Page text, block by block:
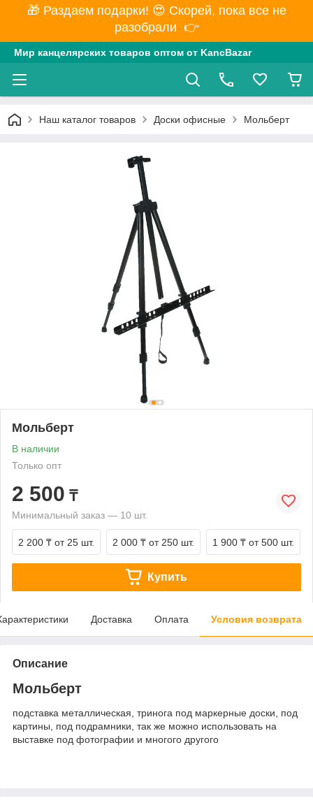
🎁 Раздаем подарки! 😍 Скорей, пока все не
разобрали 👉
Мир канцелярских товаров оптом от KancBazar
Наш каталог товаров Доски офисные Мольберт
Мольберт
В наличии
Только опт
2 500 ₸
Минимальный заказ — 10 шт.
2 200 ₸ от 25 шт. 2 000 ₸ от 250 шт. 1 900 ₸ от 500 шт.
Купить
Доставка Оплата Условия возврата
Описание
Мольберт
подставка металлическая, тринога под маркерные доски, под
картины, под подрамники, так же можно использовать на
выставке под фотографии и многого другого